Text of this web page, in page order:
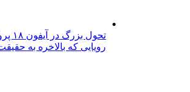
تحول
رویایی که بالاخره به